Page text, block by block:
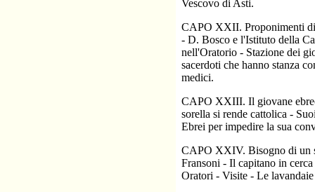
Vescovo di Asti.
CAPO XXII. Proponimenti
- D. Bosco e l'Istituto della
nell'Oratorio - Stazione dei
sacerdoti che hanno stanza
medici.
CAPO XXIII. Il giovane
sorella si rende cattolica -
Ebrei per impedire la sua
CAPO XXIV. Bisogno di un
Fransoni - Il capitano in
Oratori - Visite - Le